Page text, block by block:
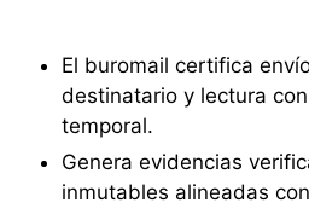
El buromail certifica
destinatario y lectura
temporal.
Genera evidencias
inmutables alineadas con